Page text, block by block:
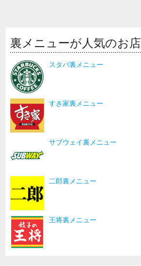
裏メニューが人気のお店
スタバ裏メニュー
すき家裏メニュー
サブウェイ裏メニュー
二郎裏メニュー
王将裏メニュー